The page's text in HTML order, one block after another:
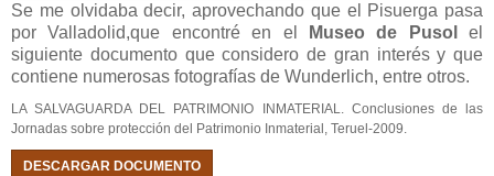
Se me olvidaba decir, aprovechando que el Pisuerga pasa
por Valladolid,que encontré en el
Museo de Pusol
el
siguiente documento que considero de gran interés y que
contiene numerosas fotografías de Wunderlich, entre otros.
LA SALVAGUARDA DEL PATRIMONIO INMATERIAL. Conclusiones de las
Jornadas sobre protección del Patrimonio Inmaterial, Teruel-2009.
DESCARGAR DOCUMENTO